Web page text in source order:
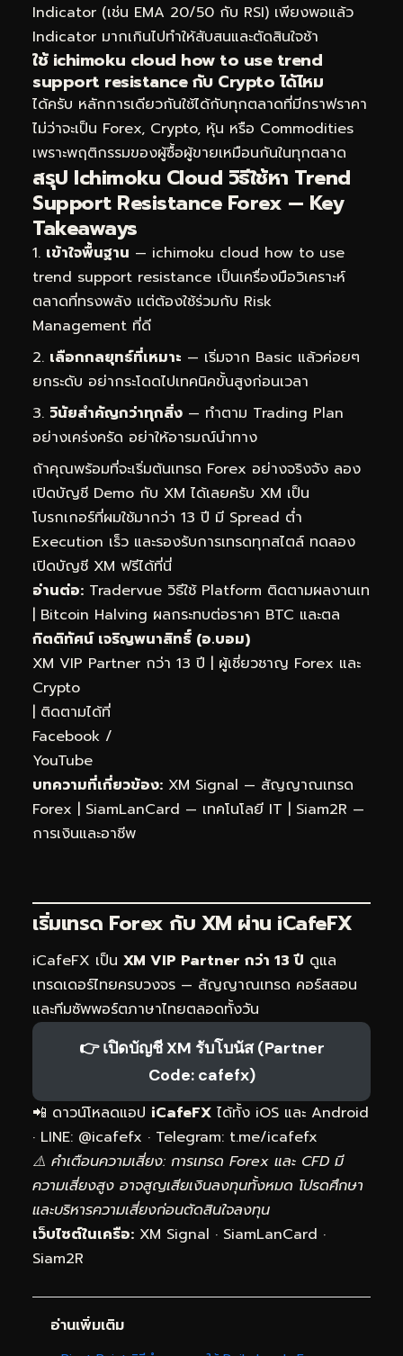
Indicator (เช่น EMA 20/50 กับ RSI) เพียงพอแล้ว
Indicator มากเกินไปทำให้สับสนและตัดสินใจช้า
ใช้ ichimoku cloud how to use trend
support resistance กับ Crypto ได้ไหม
ได้ครับ หลักการเดียวกันใช้ได้กับทุกตลาดที่มีกราฟราคา
ไม่ว่าจะเป็น Forex, Crypto, หุ้น หรือ Commodities
เพราะพฤติกรรมของผู้ซื้อผู้ขายเหมือนกันในทุกตลาด
สรุป Ichimoku Cloud วิธีใช้หา Trend
Support Resistance Forex — Key
Takeaways
เข้าใจพื้นฐาน — ichimoku cloud how to use
trend support resistance เป็นเครื่องมือวิเคราะห์
ตลาดที่ทรงพลัง แต่ต้องใช้ร่วมกับ Risk
Management ที่ดี
เลือกกลยุทธ์ที่เหมาะ — เริ่มจาก Basic แล้วค่อยๆ
ยกระดับ อย่ากระโดดไปเทคนิคขั้นสูงก่อนเวลา
วินัยสำคัญกว่าทุกสิ่ง — ทำตาม Trading Plan
อย่างเคร่งครัด อย่าให้อารมณ์นำทาง
ถ้าคุณพร้อมที่จะเริ่มต้นเทรด Forex อย่างจริงจัง ลอง
เปิดบัญชี Demo กับ XM ได้เลยครับ XM เป็น
โบรกเกอร์ที่ผมใช้มากว่า 13 ปี มี Spread ต่ำ
Execution เร็ว และรองรับการเทรดทุกสไตล์ ทดลอง
เปิดบัญชี XM ฟรีได้ที่นี่
อ่านต่อ: Tradervue วิธีใช้ Platform ติดตามผลงานเท
| Bitcoin Halving ผลกระทบต่อราคา BTC และตล
กิตติทัศน์ เจริญพนาสิทธิ์ (อ.บอม)
XM VIP Partner กว่า 13 ปี | ผู้เชี่ยวชาญ Forex และ
Crypto
| ติดตามได้ที่
Facebook /
YouTube
บทความที่เกี่ยวข้อง: XM Signal — สัญญาณเทรด
Forex | SiamLanCard — เทคโนโลยี IT | Siam2R —
การเงินและอาชีพ
เริ่มเทรด Forex กับ XM ผ่าน iCafeFX
iCafeFX เป็น XM VIP Partner กว่า 13 ปี ดูแล
เทรดเดอร์ไทยครบวงจร — สัญญาณเทรด คอร์สสอน
และทีมซัพพอร์ตภาษาไทยตลอดทั้งวัน
👉 เปิดบัญชี XM รับโบนัส (Partner
Code: cafefx)
📲 ดาวน์โหลดแอป iCafeFX ได้ทั้ง iOS และ Android
· LINE: @icafefx · Telegram: t.me/icafefx
⚠️ คำเตือนความเสี่ยง: การเทรด Forex และ CFD มี
ความเสี่ยงสูง อาจสูญเสียเงินลงทุนทั้งหมด โปรดศึกษา
และบริหารความเสี่ยงก่อนตัดสินใจลงทุน
เว็บไซต์ในเครือ: XM Signal · SiamLanCard ·
Siam2R
อ่านเพิ่มเติม